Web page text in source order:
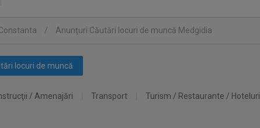
/ Anunţuri Căutări locuri de muncă Medgidia
locuri de muncă
/ Amenajări Transport Turism / Restaurante / Hoteluri